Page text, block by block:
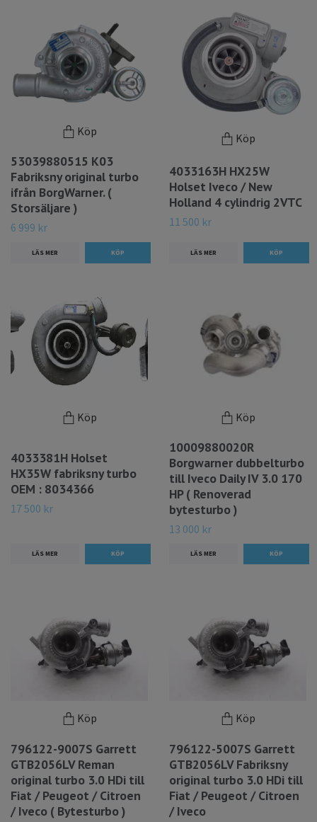
Köp
53039880515 K03
Fabriksny original turbo
ifrån BorgWarner. (
Storsäljare )
6 999 kr
LÄS MER
Köp
4033163H HX25W
Holset Iveco / New
Holland 4 cylindrig 2VTC
11 500 kr
LÄS MER
Köp
4033381H Holset
HX35W fabriksny turbo
OEM : 8034366
17 500 kr
LÄS MER
Köp
10009880020R
Borgwarner dubbelturbo
till Iveco Daily IV 3.0 170
HP ( Renoverad
bytesturbo )
13 000 kr
LÄS MER
Köp
796122-9007S Garrett
GTB2056LV Reman
original turbo 3.0 HDi till
Fiat / Peugeot / Citroen
/ Iveco ( Bytesturbo )
Köp
796122-5007S Garrett
GTB2056LV Fabriksny
original turbo 3.0 HDi till
Fiat / Peugeot / Citroen
/ Iveco